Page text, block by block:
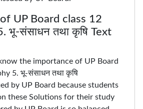
UP Board class 12
भू-संसाधन तथा कृषि Text
the importance of UP Board
5. भू-संसाधन तथा कृषि
by UP Board because students
these Solutions for their study